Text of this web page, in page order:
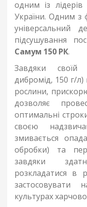
одним із
України. Одним з
універсальний
підсушування
Самум 150 РК.
Завдяки своїй
дибромід, 150 г/
рослини,
дозволяє
оптимальні
своєю
змивається
обробки) та
завдяки
розкладатися в
застосовувати
культурах